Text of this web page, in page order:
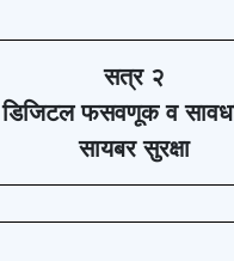
सत्र २
डिजिटल फसवणूक व
सायबर सुरक्षा